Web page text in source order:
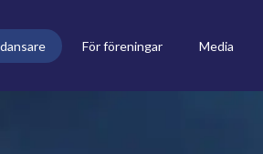
För föreningar Media